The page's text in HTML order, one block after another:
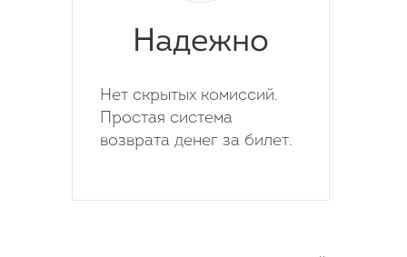
Надежно
Нет скрытых комиссий.
Простая система
возврата денег за билет.